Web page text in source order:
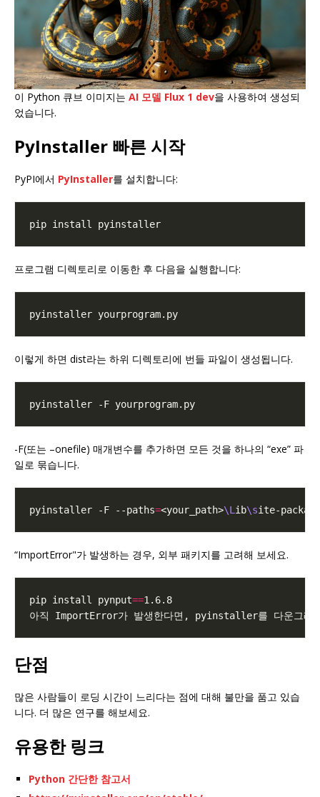
이 Python 큐브 이미지는 AI 모델 Flux 1 dev을 사용하여 생성되
었습니다.
PyInstaller 빠른 시작
PyPI에서 PyInstaller를 설치합니다:
프로그램 디렉토리로 이동한 후 다음을 실행합니다:
이렇게 하면 dist라는 하위 디렉토리에 번들 파일이 생성됩니다.
-F(또는 –onefile) 매개변수를 추가하면 모든 것을 하나의 “exe” 파
일로 묶습니다.
pyinstaller -F --paths=<your_path>\L ib\s
“ImportError"가 발생하는 경우, 외부 패키지를 고려해 보세요.
pip install pynput==
단점
많은 사람들이 로딩 시간이 느리다는 점에 대해 불만을 품고 있습
니다. 더 많은 연구를 해보세요.
유용한 링크
Python 간단한 참고서